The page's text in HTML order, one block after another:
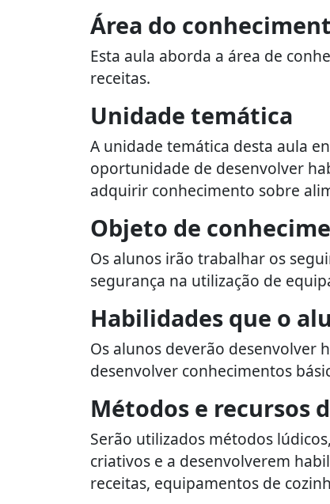
Área do
Esta aula aborda a área de
receitas.
Unidade temática
A unidade temática desta aula
oportunidade de desenvolver
adquirir conhecimento sobre
Objeto de
Os alunos irão trabalhar os
segurança na utilização de
Habilidades que o
Os alunos deverão desenvolver
desenvolver conhecimentos
Métodos e recursos
Serão utilizados métodos
criativos e a desenvolverem
receitas, equipamentos de